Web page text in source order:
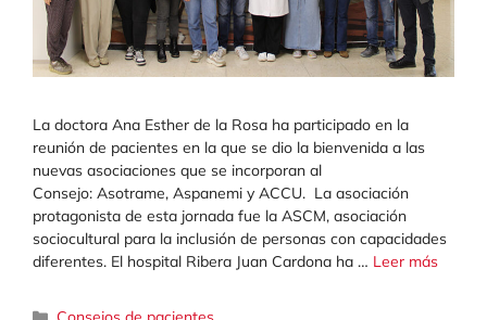
La doctora Ana Esther de la Rosa ha participado en la
reunión de pacientes en la que se dio la bienvenida a las
nuevas asociaciones que se incorporan al
Consejo: Asotrame, Aspanemi y ACCU. La asociación
protagonista de esta jornada fue la ASCM, asociación
sociocultural para la inclusión de personas con capacidades
diferentes. El hospital Ribera Juan Cardona ha … Leer más
Categorías